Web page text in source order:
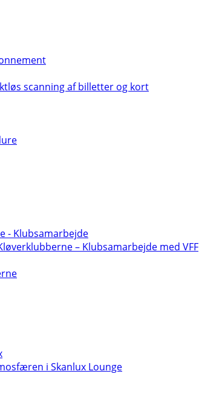
scanning af billetter og kort
- Klubsamarbejde
– Klubsamarbejde med VFF
i Skanlux Lounge